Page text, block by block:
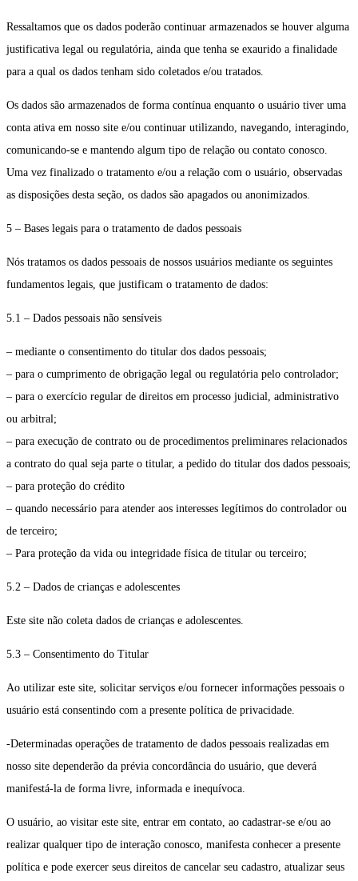
Ressaltamos que os dados poderão continuar armazenados se houver alguma
justificativa legal ou regulatória, ainda que tenha se exaurido a finalidade
para a qual os dados tenham sido coletados e/ou tratados.
Os dados são armazenados de forma contínua enquanto o usuário tiver uma
conta ativa em nosso site e/ou continuar utilizando, navegando, interagindo,
comunicando-se e mantendo algum tipo de relação ou contato conosco.
Uma vez finalizado o tratamento e/ou a relação com o usuário, observadas
as disposições desta seção, os dados são apagados ou anonimizados.
5 – Bases legais para o tratamento de dados pessoais
Nós tratamos os dados pessoais de nossos usuários mediante os seguintes
fundamentos legais, que justificam o tratamento de dados:
5.1 – Dados pessoais não sensíveis
– mediante o consentimento do titular dos dados pessoais;
– para o cumprimento de obrigação legal ou regulatória pelo controlador;
– para o exercício regular de direitos em processo judicial, administrativo
ou arbitral;
– para execução de contrato ou de procedimentos preliminares relacionados
a contrato do qual seja parte o titular, a pedido do titular dos dados pessoais;
– para proteção do crédito
– quando necessário para atender aos interesses legítimos do controlador ou
de terceiro;
– Para proteção da vida ou integridade física de titular ou terceiro;
5.2 – Dados de crianças e adolescentes
Este site não coleta dados de crianças e adolescentes.
5.3 – Consentimento do Titular
Ao utilizar este site, solicitar serviços e/ou fornecer informações pessoais o
usuário está consentindo com a presente política de privacidade.
-Determinadas operações de tratamento de dados pessoais realizadas em
nosso site dependerão da prévia concordância do usuário, que deverá
manifestá-la de forma livre, informada e inequívoca.
O usuário, ao visitar este site, entrar em contato, ao cadastrar-se e/ou ao
realizar qualquer tipo de interação conosco, manifesta conhecer a presente
política e pode exercer seus direitos de cancelar seu cadastro, atualizar seus